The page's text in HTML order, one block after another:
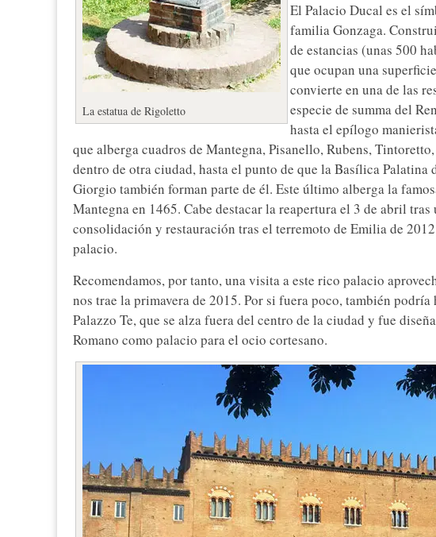
La estatua de Rigoletto
El Palacio Ducal es el
familia Gonzaga.
de estancias (unas 500
que ocupan una
convierte en una de las
especie de summa del
hasta el epílogo
que alberga cuadros de Mantegna, Pisanello, Rubens,
dentro de otra ciudad, hasta el punto de que la Basílica Palatina
Giorgio también forman parte de él. Este último alberga la
Mantegna en 1465. Cabe destacar la reapertura el 3 de abril
consolidación y restauración tras el terremoto de Emilia de
palacio.
Recomendamos, por tanto, una visita a este rico palacio
nos trae la primavera de 2015. Por si fuera poco, también
Palazzo Te, que se alza fuera del centro de la ciudad y fue
Romano como palacio para el ocio cortesano.